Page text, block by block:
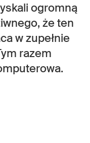
ogromną
że ten
w zupełnie
razem